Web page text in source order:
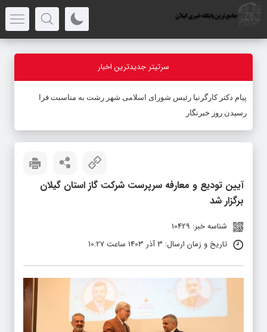
سرتیتر جدیدترین اخبار
پیام دکتر کارگرنیا رئیس شورای اسلامی شهر رشت به مناسبت فرا
رسیدن روز خبرنگار
آیین تودیع و معارفه سرپرست شرکت گاز استان گیلان
برگزار شد
شناسه خبر: 10429
تاریخ و زمان ارسال: 3 آذر 1403 ساعت 10:27